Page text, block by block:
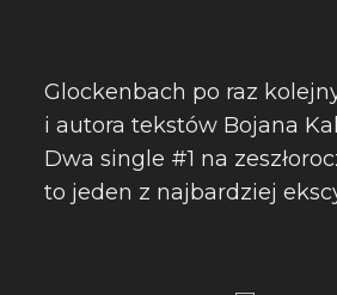
Glockenbach po raz
i autora tekstów Bojana
Dwa single #1 na
to jeden z najbardziej